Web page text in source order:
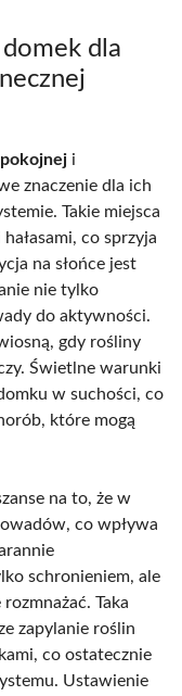
dla
i
znaczenie dla ich
Takie miejsca
co sprzyja
na słońce jest
nie tylko
do aktywności.
gdy rośliny
Świetlne warunki
w suchości, co
które mogą
na to, że w
co wpływa
schronieniem, ale
Taka
zapylanie roślin
co ostatecznie
Ustawienie